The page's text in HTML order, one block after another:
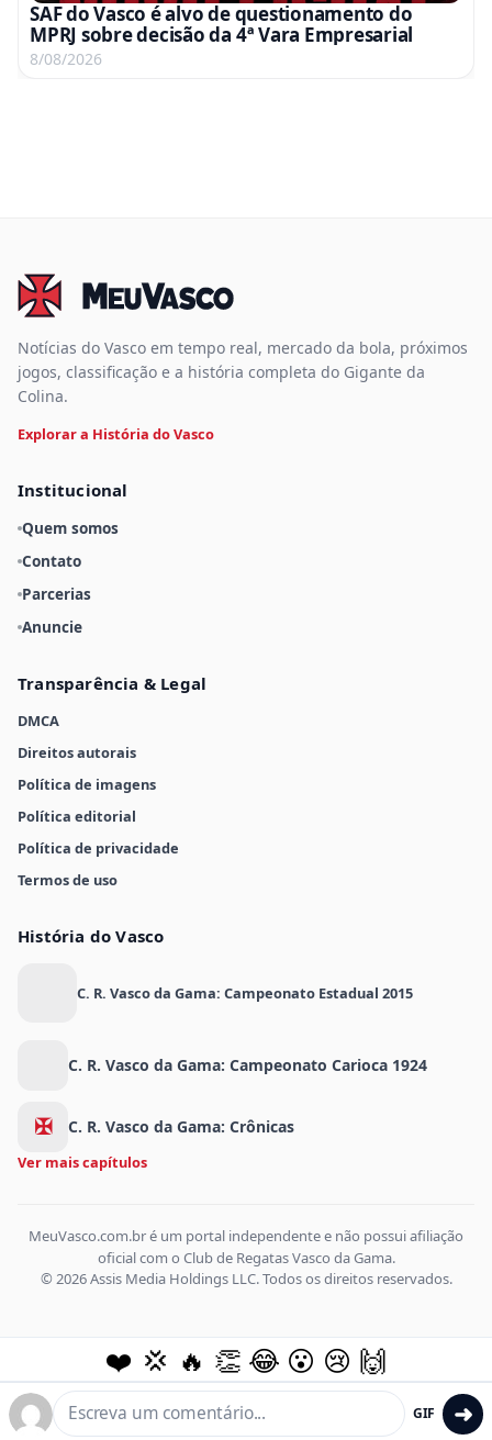
SAF do Vasco é alvo de questionamento do
MPRJ sobre decisão da 4ª Vara Empresarial
8/08/2026
Notícias do Vasco em tempo real, mercado da bola, próximos
jogos, classificação e a história completa do Gigante da
Colina.
Explorar a História do Vasco
Institucional
Quem somos
Contato
Parcerias
Anuncie
Transparência & Legal
DMCA
Direitos autorais
Política de imagens
Política editorial
Política de privacidade
Termos de uso
História do Vasco
C. R. Vasco da Gama: Campeonato Estadual 2015
C. R. Vasco da Gama: Campeonato Carioca 1924
✠ C. R. Vasco da Gama: Crônicas
Ver mais capítulos
MeuVasco.com.br é um portal independente e não possui afiliação
oficial com o Club de Regatas Vasco da Gama.
© 2026 Assis Media Holdings LLC. Todos os direitos reservados.
GIF ➜
❤️ 💢 🔥 👏 😂 😮 😢 🙌